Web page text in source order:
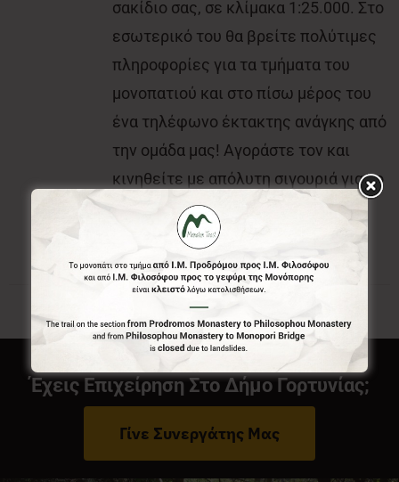
σακίδιο σας, σε κλίμακα 1:25.000. Στο
εσωτερικό του θα βρείτε πολύτιμες
πληροφορίες για τα τμήματα του
μονοπατιού και στο πίσω μέρος του
ένα τηλέφωνο έκτακτης ανάγκης από
την ομάδα μας! Αγοράστε τον και
κινηθείτε με απόλυτη σιγουριά για το
που είστε και που θέλετε να πάτε.
Έχεις Επιχείρηση Στο Δήμο Γορτυνίας;
Γίνε Συνεργάτης Μας